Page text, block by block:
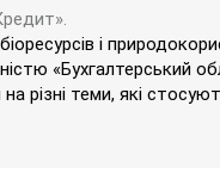
і
«Бухгалтерський
різні теми, які